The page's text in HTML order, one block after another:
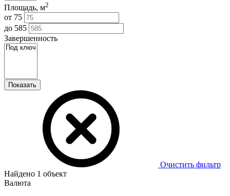
Площадь, м2
от 75
до 585
Завершенность
Показать
Очистить фильтр
Найдено 1 объект
Валюта